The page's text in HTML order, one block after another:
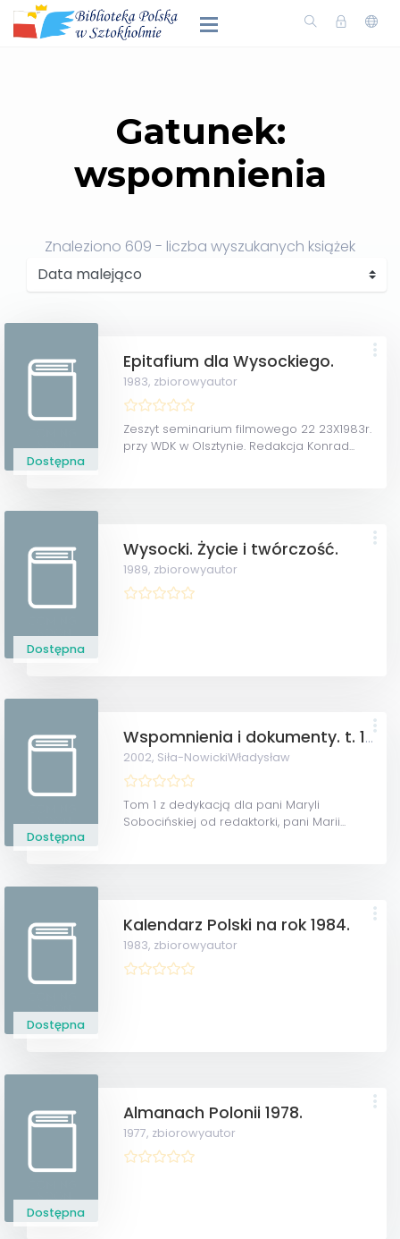
Gatunek:
wspomnienia
Znaleziono 609 - liczba wyszukanych książek
Dostępna
Epitafium dla Wysockiego.
1983, zbiorowyautor
Zeszyt seminarium filmowego 22 23X1983r.
przy WDK w Olsztynie. Redakcja Konrad...
Dostępna
Wysocki. Życie i twórczość.
1989, zbiorowyautor
Dostępna
Wspomnienia i dokumenty. t. 1 i t. 2
2002, Siła-NowickiWładysław
Tom 1 z dedykacją dla pani Maryli
Sobocińskiej od redaktorki, pani Marii...
Dostępna
Kalendarz Polski na rok 1984.
1983, zbiorowyautor
Dostępna
Almanach Polonii 1978.
1977, zbiorowyautor